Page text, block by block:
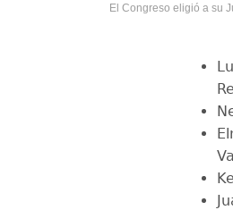
El Congreso eligió a su